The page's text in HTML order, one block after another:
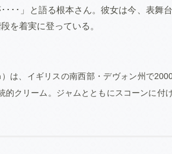
･･･」と語る根本さん。彼女は今、表舞
を着実に登っている。
は、イギリスの南西部・デヴォン州で
的クリーム。ジャムとともにスコーンに付